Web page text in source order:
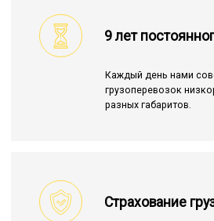
9 лет
Каждый день нами
грузоперевозок
разных габаритов.
Страхование